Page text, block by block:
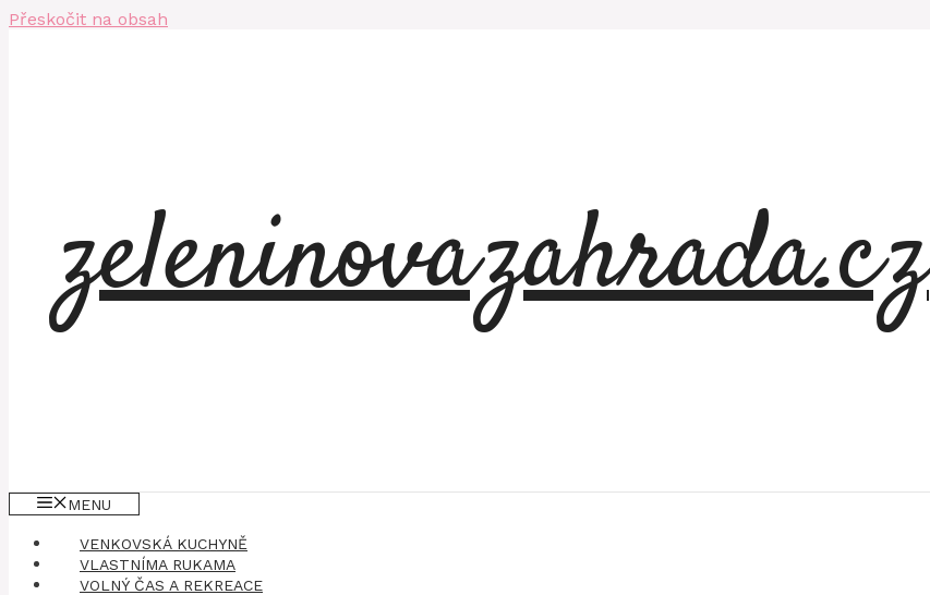
Přeskočit na obsah
zeleninovazahrada.cz
MENU
VENKOVSKÁ KUCHYNĚ
VLASTNÍMA RUKAMA
VOLNÝ ČAS A REKREACE